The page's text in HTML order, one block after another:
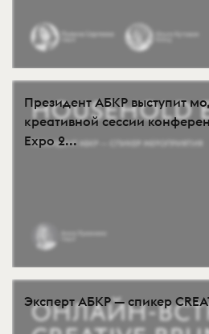
Президент АБКР выступит
креативной сессии
Expo 2...
Эксперт АБКР — спикер